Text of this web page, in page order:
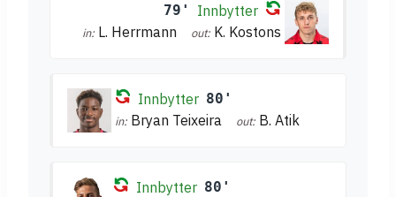
79' Innbytter
in: L. Herrmann out: K. Kostons
Innbytter 80'
in: Bryan Teixeira out: B. Atik
Innbytter 80'